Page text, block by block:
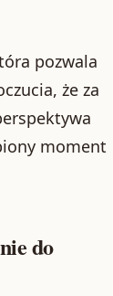
pozwala
że za
moment
do